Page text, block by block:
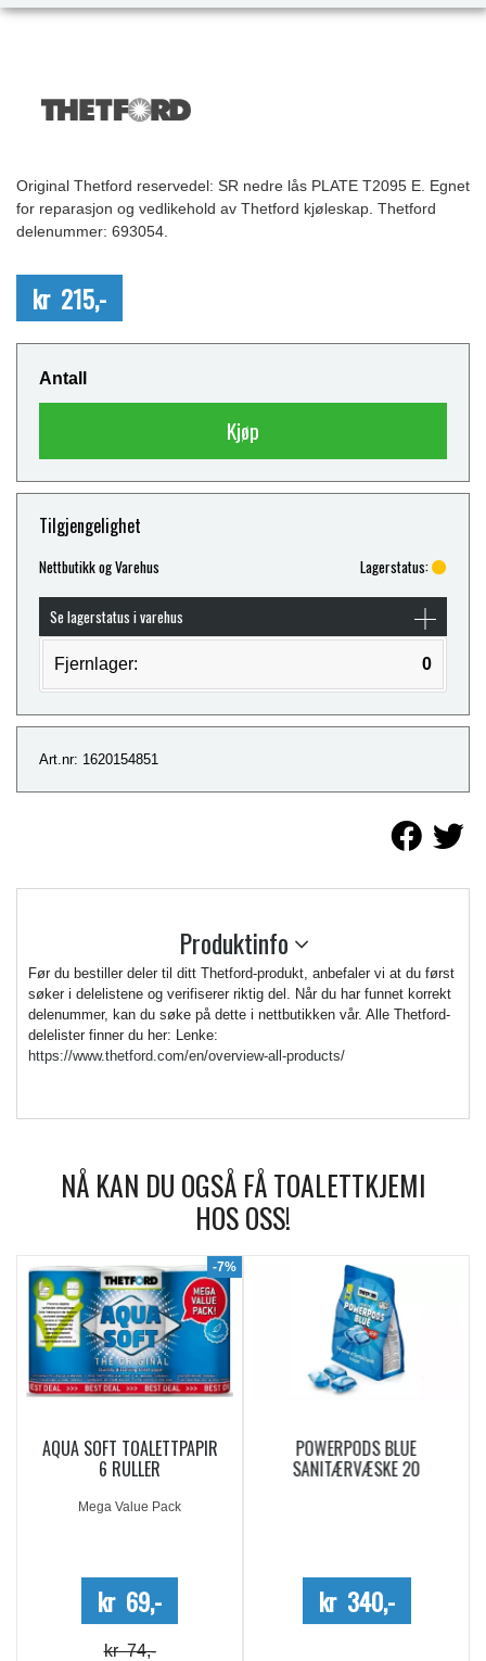
Original Thetford reservedel: SR nedre lås PLATE T2095 E. Egnet
for reparasjon og vedlikehold av Thetford kjøleskap. Thetford
delenummer: 693054.
kr 215,-
Antall
Kjøp
Tilgjengelighet
Nettbutikk og Varehus Lagerstatus:
Se lagerstatus i varehus
Fjernlager: 0
Art.nr: 1620154851
Produktinfo
Før du bestiller deler til ditt Thetford-produkt, anbefaler vi at du først
søker i delelistene og verifiserer riktig del. Når du har funnet korrekt
delenummer, kan du søke på dette i nettbutikken vår. Alle Thetford-
delelister finner du her: Lenke:
https://www.thetford.com/en/overview-all-products/
NÅ KAN DU OGSÅ FÅ TOALETTKJEMI
HOS OSS!
-7%
AQUA SOFT TOALETTPAPIR
6 RULLER
Mega Value Pack
kr 69,-
kr 74,-
POWERPODS BLUE
SANITÆRVÆSKE 20
kr 340,-